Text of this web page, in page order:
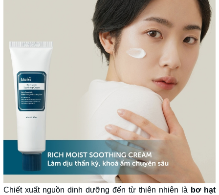
Chiết xuất nguồn dinh dưỡng đến từ thiên nhiên là bơ hạt